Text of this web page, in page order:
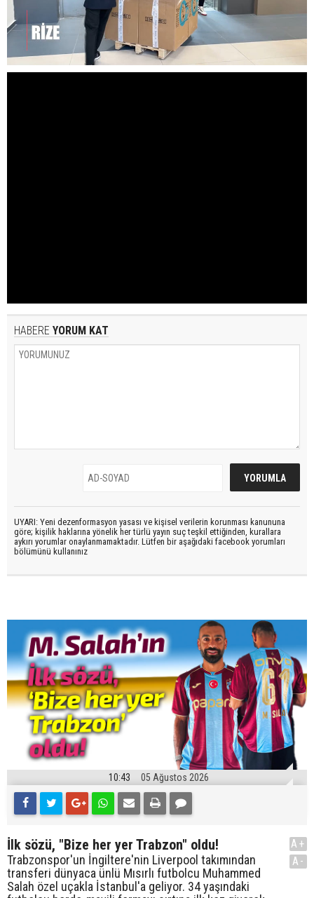
HABERE YORUM KAT
UYARI: Yeni dezenformasyon yasası ve kişisel verilerin korunması kanununa
göre; kişilik haklarına yönelik her türlü yayın suç teşkil ettiğinden, kurallara
aykırı yorumlar onaylanmamaktadır. Lütfen bir aşağıdaki facebook yorumları
bölümünü kullanınız
10:43 05 Ağustos 2026
İlk sözü, "Bize her yer Trabzon" oldu!
Trabzonspor'un İngiltere'nin Liverpool takımından
transferi dünyaca ünlü Mısırlı futbolcu Muhammed
Salah özel uçakla İstanbul'a geliyor. 34 yaşındaki
A+
A-